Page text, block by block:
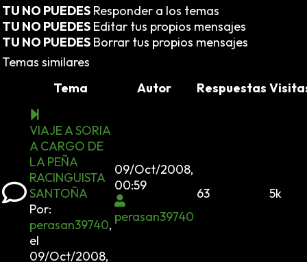
TU NO PUEDES Responder a los temas
TU NO PUEDES Editar tus propios mensajes
TU NO PUEDES Borrar tus propios mensajes
Temas similares
Tema
Autor Respuestas
VIAJE A SORIA
A CARGO DE
LA PEÑA
RACINGUISTA
SANTOÑA
Por:
perasan39740,
el
09/Oct/2008,
09/Oct/2008,
00:59
perasan39740
63 5k